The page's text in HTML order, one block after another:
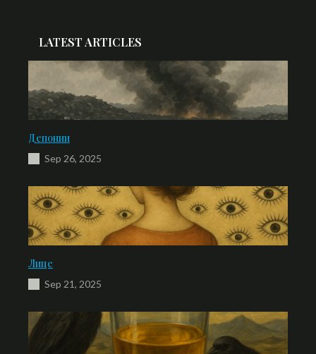
LATEST ARTICLES
Депонии
Sep 26, 2025
Лице
Sep 21, 2025